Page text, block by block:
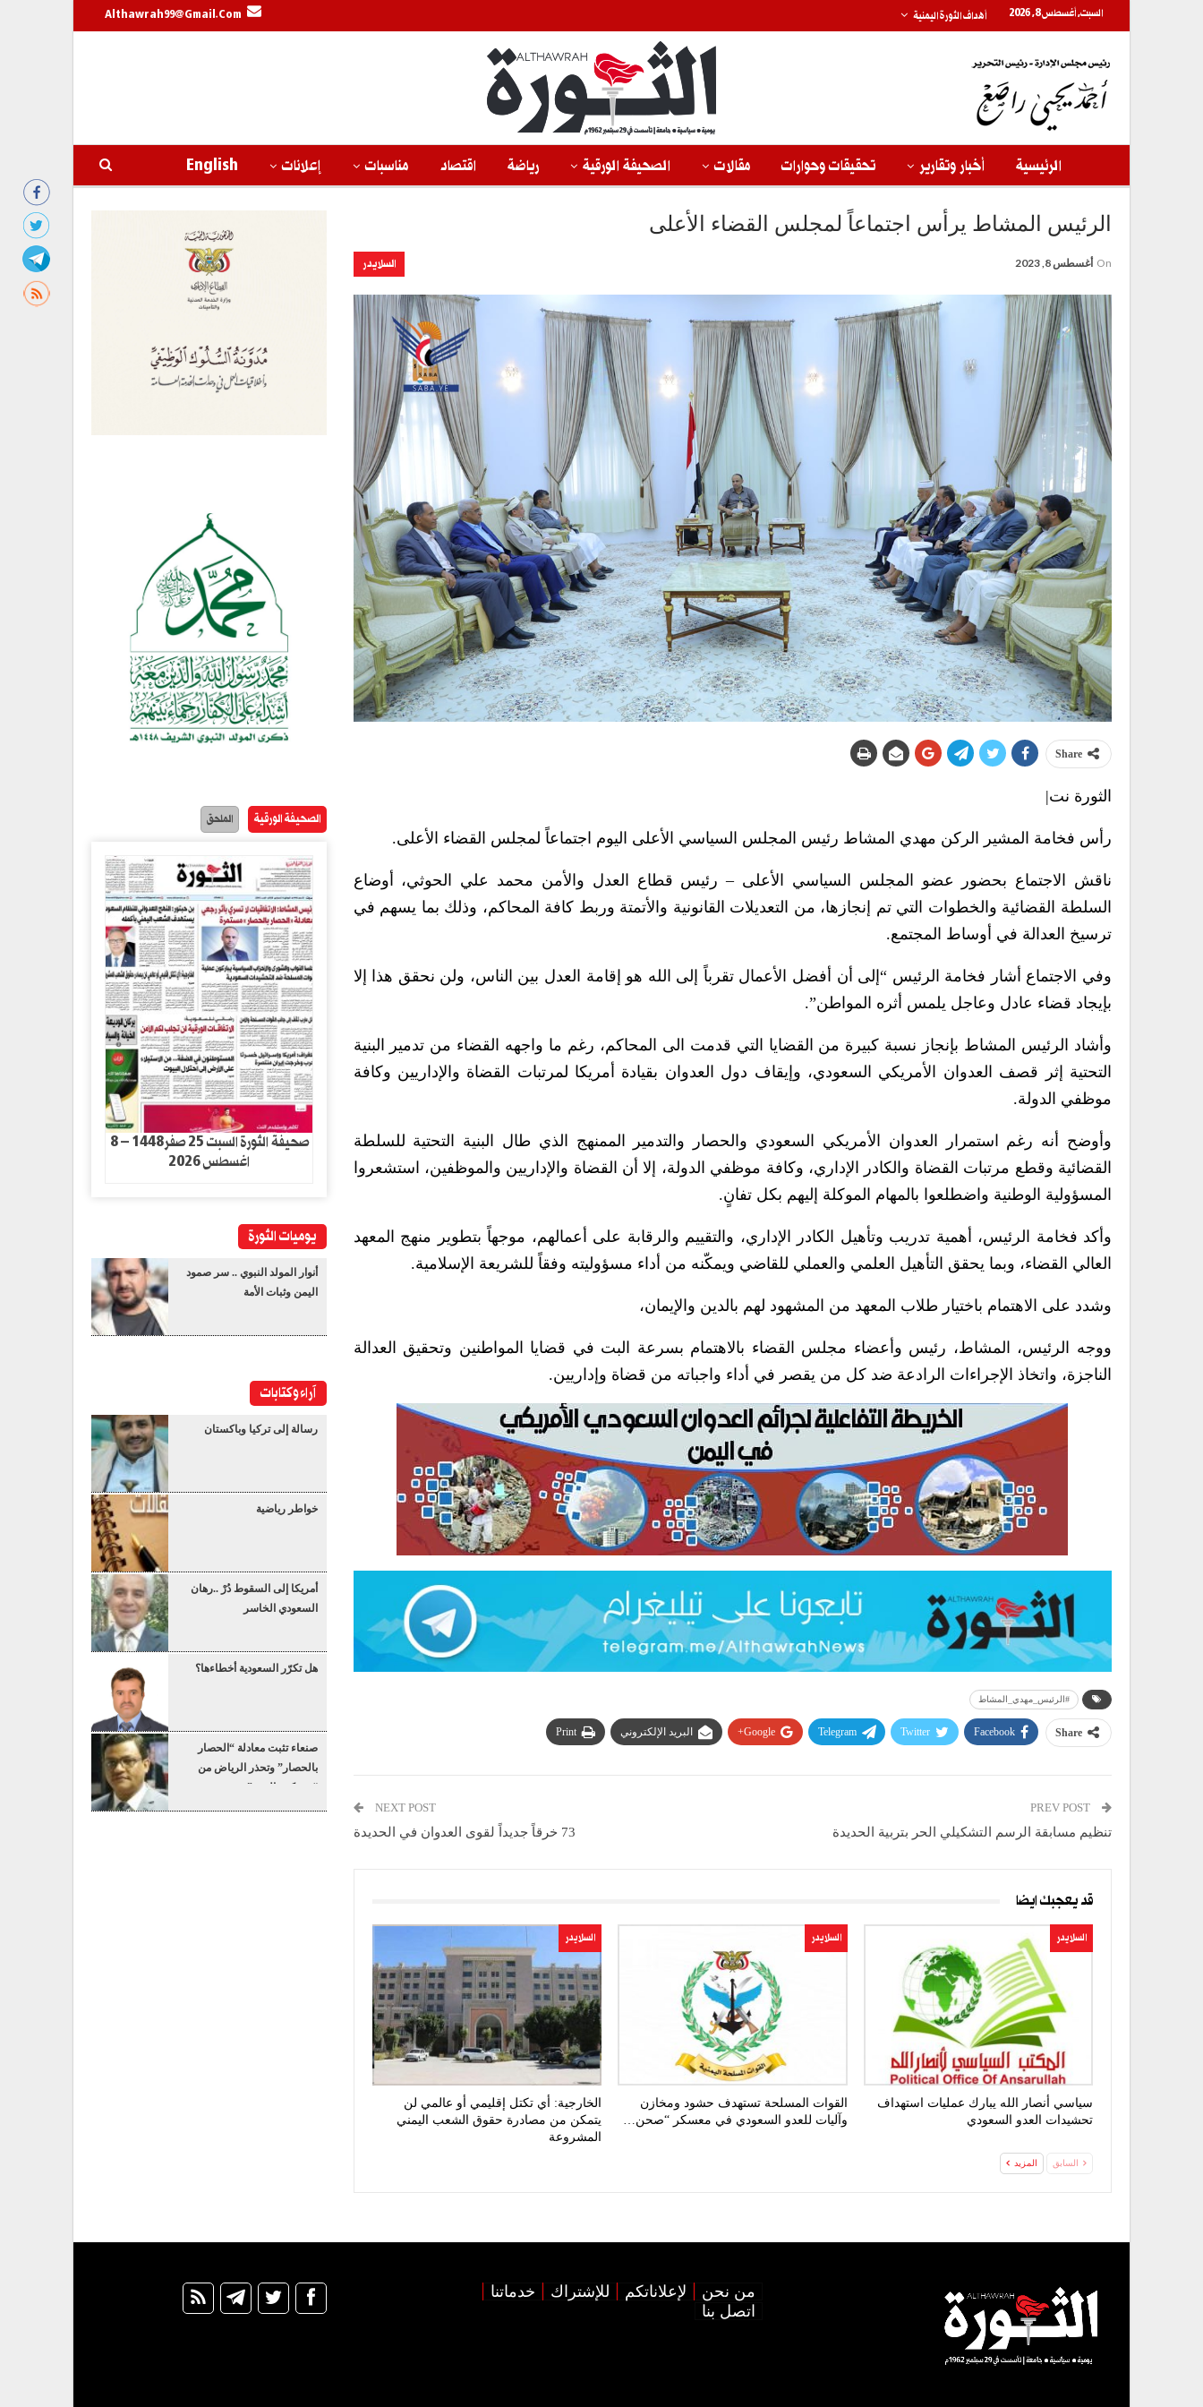
السبت, أغسطس 8, 2026 أهداف الثورة اليمنية Althawrah99@gmail.com
الرئيسية أخبار وتقارير تحقيقات وحوارات مقالات الصحيفة الورقية رياضة اقتصاد مناسبات إعلانات English
الرئيس المشاط يرأس اجتماعاً لمجلس القضاء الأعلى
السلايدر On أغسطس 8, 2023
Share
الثورة نت|
رأس فخامة المشير الركن مهدي المشاط رئيس المجلس السياسي الأعلى اليوم اجتماعاً لمجلس القضاء الأعلى.
ناقش الاجتماع بحضور عضو المجلس السياسي الأعلى – رئيس قطاع العدل والأمن محمد علي الحوثي، أوضاع
السلطة القضائية والخطوات التي تم إنجازها، من التعديلات القانونية والأتمتة وربط كافة المحاكم، وذلك بما يسهم في
ترسيخ العدالة في أوساط المجتمع.
وفي الاجتماع أشار فخامة الرئيس “إلى أن أفضل الأعمال تقرباً إلى الله هو إقامة العدل بين الناس، ولن نحقق هذا إلا
بإيجاد قضاء عادل وعاجل يلمس أثره المواطن”.
وأشاد الرئيس المشاط بإنجاز نسبة كبيرة من القضايا التي قدمت الى المحاكم، رغم ما واجهه القضاء من تدمير البنية
التحتية إثر قصف العدوان الأمريكي السعودي، وإيقاف دول العدوان بقيادة أمريكا لمرتبات القضاة والإداريين وكافة
موظفي الدولة.
وأوضح أنه رغم استمرار العدوان الأمريكي السعودي والحصار والتدمير الممنهج الذي طال البنية التحتية للسلطة
القضائية وقطع مرتبات القضاة والكادر الإداري، وكافة موظفي الدولة، إلا أن القضاة والإداريين والموظفين، استشعروا
المسؤولية الوطنية واضطلعوا بالمهام الموكلة إليهم بكل تفانٍ.
وأكد فخامة الرئيس، أهمية تدريب وتأهيل الكادر الإداري، والتقييم والرقابة على أعمالهم، موجهاً بتطوير منهج المعهد
العالي القضاء، وبما يحقق التأهيل العلمي والعملي للقاضي ويمكّنه من أداء مسؤوليته وفقاً للشريعة الإسلامية.
وشدد على الاهتمام باختيار طلاب المعهد من المشهود لهم بالدين والإيمان،
ووجه الرئيس، المشاط، رئيس وأعضاء مجلس القضاء بالاهتمام بسرعة البت في قضايا المواطنين وتحقيق العدالة
الناجزة، واتخاذ الإجراءات الرادعة ضد كل من يقصر في أداء واجباته من قضاة وإداريين.
#الرئيس_مهدي_المشاط
Share
Facebook
Twitter
Telegram
Google+ البريد الإلكتروني Print
تنظيم مسابقة الرسم التشكيلي الحر بتربية الحديدة
NEXT POST
73 خرقاً جديداً لقوى العدوان في الحديدة
قد يعجبك ايضا
السلايدر
سياسي أنصار الله يبارك عمليات استهداف
تحشيدات العدو السعودي
السلايدر
القوات المسلحة تستهدف حشود ومخازن
وآليات للعدو السعودي في معسكر “صحن…
السلايدر
الخارجية: أي تكتل إقليمي أو عالمي لن
يتمكن من مصادرة حقوق الشعب اليمني
المشروعة
السابق المزيد
الصحيفة الورقية الملحق
صحيفة الثورة السبت 25 صفر1448 – 8
اغسطس 2026
يوميات الثورة
أنوار المولد النبوي .. سر صمود
اليمن وثبات الأمة
آراء وكتابات
رسالة إلى تركيا وباكستان
خواطر رياضية
أمريكا إلى السقوط دُرْ ..رهان
السعودي الخاسر
هل تكرّر السعودية أخطاءها؟
صنعاء تثبت معادلة “الحصار
بالحصار” وتحذر الرياض من
“عسكرة البحر”
من نحن لإعلاناتكم للإشتراك
خدماتنا
اتصل بنا